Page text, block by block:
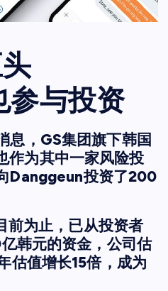
参与投资
息，GS集团旗下韩国
作为其中一家风险投
Danggeun投资了200
前为止，已从投资者
韩元的资金，公司估
估值增长15倍，成为